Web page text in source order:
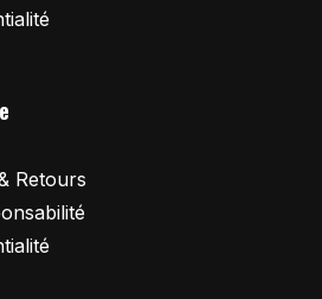
Retours